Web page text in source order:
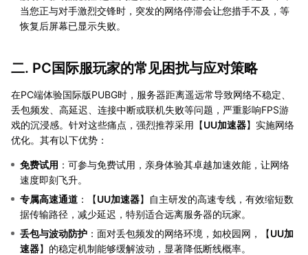
当您正与对手激烈交锋时，突发的网络停滞会让您措手不及，等
恢复后屏幕已显示失败。
二. PC国际服玩家的常见困扰与应对策略
在PC端体验国际版PUBG时，服务器距离遥远常导致网络不稳定、
丢包频发、高延迟、连接中断或联机失败等问题，严重影响FPS游
戏的沉浸感。针对这些痛点，强烈推荐采用【UU加速器】实施网络
优化。其有以下优势：
免费试用 ：可参与免费试用，亲身体验其卓越加速效能，让网络
速度即刻飞升。
专属高速通道 ：【UU加速器】自主研发的高速专线，有效缩短数
据传输路径，减少延迟，特别适合远离服务器的玩家。
丢包与波动防护 ：面对丢包频发的网络环境，如校园网，【UU加
速器】的稳定机制能够缓解波动，显著降低断线概率。